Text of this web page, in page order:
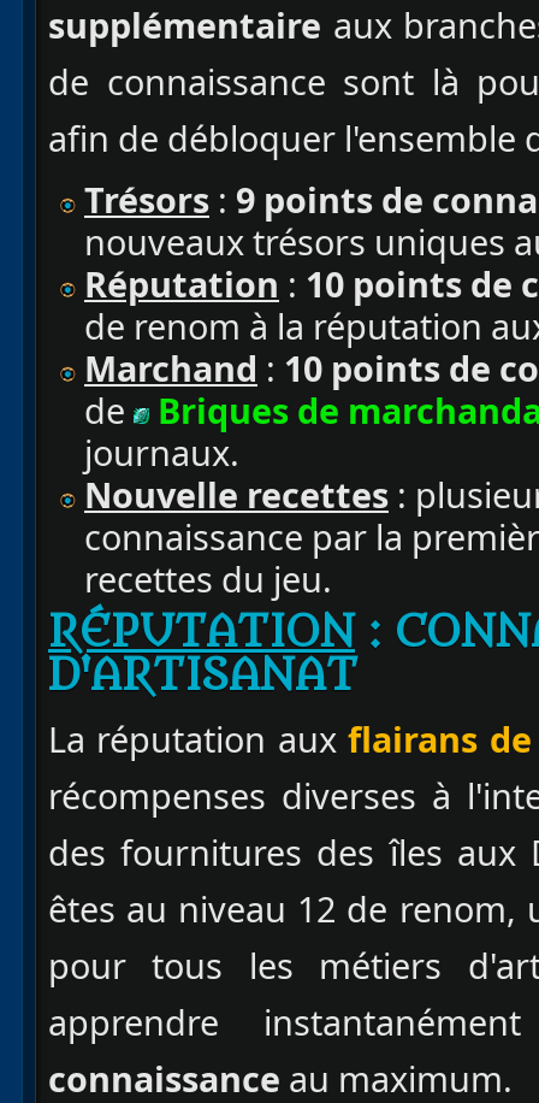
supplémentaire aux
de connaissance sont là
afin de débloquer l'ensemble
Trésors : 9 points de
nouveaux trésors uniques
Réputation : 10 points de
de renom à la réputation
Marchand : 10 points de
de
Briques de
journaux.
Nouvelle recettes :
connaissance par la
recettes du jeu.
RÉPUTATION:
D'ARTISANAT
La réputation auxflairans
récompenses diverses à
des fournitures des îles aux
êtes au niveau 12 de
pour tous les métiers
apprendre
connaissance au maximum.